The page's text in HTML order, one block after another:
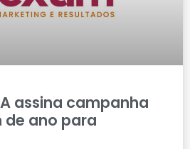
assina campanha
de ano para